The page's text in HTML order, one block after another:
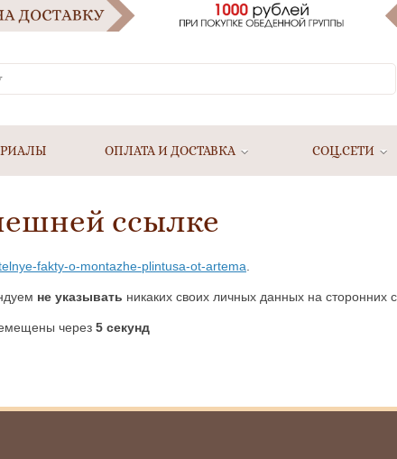
ОПЛАТА И ДОСТАВКА СОЦ.СЕТИ
ссылке
fakty-o-montazhe-plintusa-ot-artema
не указывать никаких своих личных данных на сторонних
через 5 секунд